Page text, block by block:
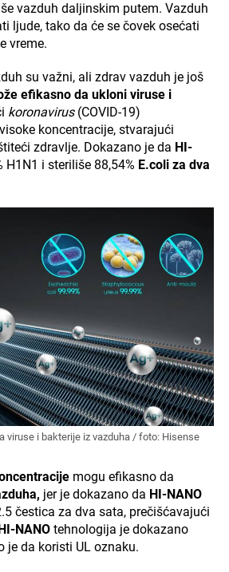
vazduh daljinskim putem. Vazduh
ljude, tako da će se čovek osećati
vreme.
su važni, ali zdrav vazduh je još
efikasno da ukloni viruse i
koronavirus(COVID-19)
koncentracije, stvarajući
zdravlje. Dokazano je da HI-
i steriliše 88,54% E.coli za dva
viruse i bakterije iz vazduha / foto: Hisense
mogu efikasno da
jer je dokazano da HI-NANO
čestica za dva sata, prečišćavajući
NANO tehnologija je dokazano
je da koristi UL oznaku.